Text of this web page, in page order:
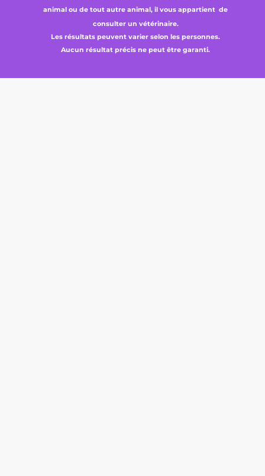
animal ou de tout autre animal, il vous appartient de
consulter un vétérinaire.
Les résultats peuvent varier selon les personnes.
Aucun résultat précis ne peut être garanti.